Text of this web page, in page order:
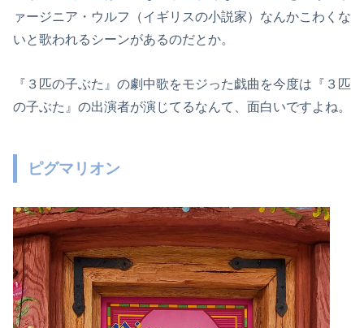
ァージニア・ウルフ（イギリスの小説家）なんかこわくな
いと歌われるシーンがあるのだとか。
『３匹の子ぶた』の劇中歌をモジった戯曲を今度は『３匹
の子ぶた』の出演者が演じてるなんて、面白いですよね。
ピグマリオン